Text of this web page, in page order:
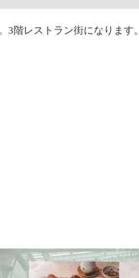
3階レストラン街になります。